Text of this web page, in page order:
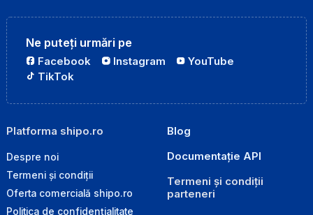
Ne puteți urmări pe
Facebook Instagram
YouTube
TikTok
Platforma shipo.ro
Despre noi
Termeni și condiții
Oferta comercială shipo.ro
Politica de confidențialitate
Blog
Documentație API
Termeni și condiții
parteneri